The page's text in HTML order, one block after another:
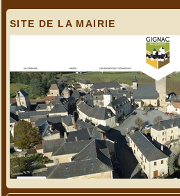
SITE DE LA MAIRIE